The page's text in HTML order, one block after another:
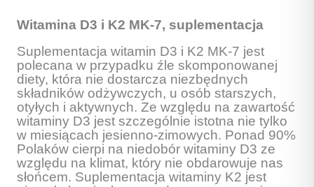
Witamina D3 i K2 MK-7, suplementacja
Suplementacja witamin D3 i K2 MK-7 jest
polecana w przypadku źle skomponowanej
diety, która nie dostarcza niezbędnych
składników odżywczych, u osób starszych,
otyłych i aktywnych. Ze względu na zawartość
witaminy D3 jest szczególnie istotna nie tylko
w miesiącach jesienno-zimowych. Ponad 90%
Polaków cierpi na niedobór witaminy D3 ze
względu na klimat, który nie obdarowuje nas
słońcem. Suplementacja witaminy K2 jest